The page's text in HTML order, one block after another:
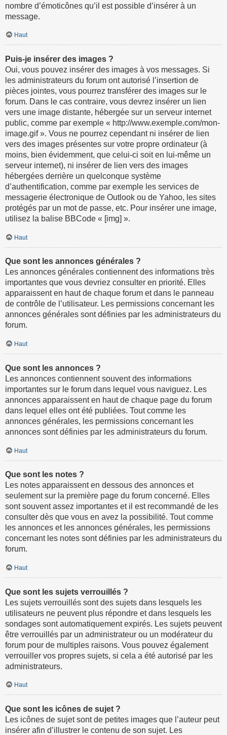
nombre d’émoticônes qu’il est possible d’insérer à un
message.
Haut
Puis-je insérer des images ?
Oui, vous pouvez insérer des images à vos messages. Si
les administrateurs du forum ont autorisé l’insertion de
pièces jointes, vous pourrez transférer des images sur le
forum. Dans le cas contraire, vous devrez insérer un lien
vers une image distante, hébergée sur un serveur internet
public, comme par exemple « http://www.exemple.com/mon-
image.gif ». Vous ne pourrez cependant ni insérer de lien
vers des images présentes sur votre propre ordinateur (à
moins, bien évidemment, que celui-ci soit en lui-même un
serveur internet), ni insérer de lien vers des images
hébergées derrière un quelconque système
d’authentification, comme par exemple les services de
messagerie électronique de Outlook ou de Yahoo, les sites
protégés par un mot de passe, etc. Pour insérer une image,
utilisez la balise BBCode « [img] ».
Haut
Que sont les annonces générales ?
Les annonces générales contiennent des informations très
importantes que vous devriez consulter en priorité. Elles
apparaissent en haut de chaque forum et dans le panneau
de contrôle de l’utilisateur. Les permissions concernant les
annonces générales sont définies par les administrateurs du
forum.
Haut
Que sont les annonces ?
Les annonces contiennent souvent des informations
importantes sur le forum dans lequel vous naviguez. Les
annonces apparaissent en haut de chaque page du forum
dans lequel elles ont été publiées. Tout comme les
annonces générales, les permissions concernant les
annonces sont définies par les administrateurs du forum.
Haut
Que sont les notes ?
Les notes apparaissent en dessous des annonces et
seulement sur la première page du forum concerné. Elles
sont souvent assez importantes et il est recommandé de les
consulter dès que vous en avez la possibilité. Tout comme
les annonces et les annonces générales, les permissions
concernant les notes sont définies par les administrateurs du
forum.
Haut
Que sont les sujets verrouillés ?
Les sujets verrouillés sont des sujets dans lesquels les
utilisateurs ne peuvent plus répondre et dans lesquels les
sondages sont automatiquement expirés. Les sujets peuvent
être verrouillés par un administrateur ou un modérateur du
forum pour de multiples raisons. Vous pouvez également
verrouiller vos propres sujets, si cela a été autorisé par les
administrateurs.
Haut
Que sont les icônes de sujet ?
Les icônes de sujet sont de petites images que l’auteur peut
insérer afin d’illustrer le contenu de son sujet. Les